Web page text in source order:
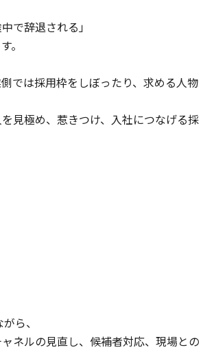
で辞退される」
。
では採用枠をしぼったり、求める人物
見極め、惹きつけ、入社につなげる採
ら、
ネルの見直し、候補者対応、現場との